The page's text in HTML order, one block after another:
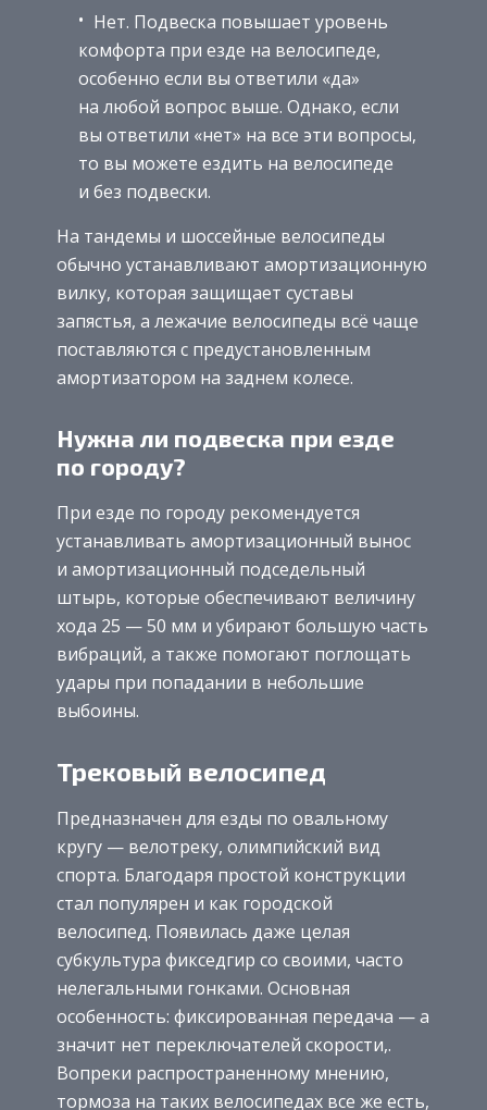
Нет. Подвеска повышает уровень
комфорта при езде на велосипеде,
особенно если вы ответили «да»
на любой вопрос выше. Однако, если
вы ответили «нет» на все эти вопросы,
то вы можете ездить на велосипеде
и без подвески.
На тандемы и шоссейные велосипеды
обычно устанавливают амортизационную
вилку, которая защищает суставы
запястья, а лежачие велосипеды всё чаще
поставляются с предустановленным
амортизатором на заднем колесе.
Нужна ли подвеска при езде
по городу?
При езде по городу рекомендуется
устанавливать амортизационный вынос
и амортизационный подседельный
штырь, которые обеспечивают величину
хода 25 — 50 мм и убирают большую часть
вибраций, а также помогают поглощать
удары при попадании в небольшие
выбоины.
Трековый велосипед
Предназначен для езды по овальному
кругу — велотреку, олимпийский вид
спорта. Благодаря простой конструкции
стал популярен и как городской
велосипед. Появилась даже целая
субкультура фикседгир со своими, часто
нелегальными гонками. Основная
особенность: фиксированная передача — а
значит нет переключателей скорости,.
Вопреки распространенному мнению,
тормоза на таких велосипедах все же есть,